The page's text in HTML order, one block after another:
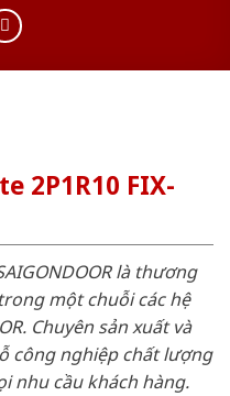
2P1R10 FIX-
là thương
một chuỗi các hệ
Chuyên sản xuất và
công nghiệp chất lượng
nhu cầu khách hàng.